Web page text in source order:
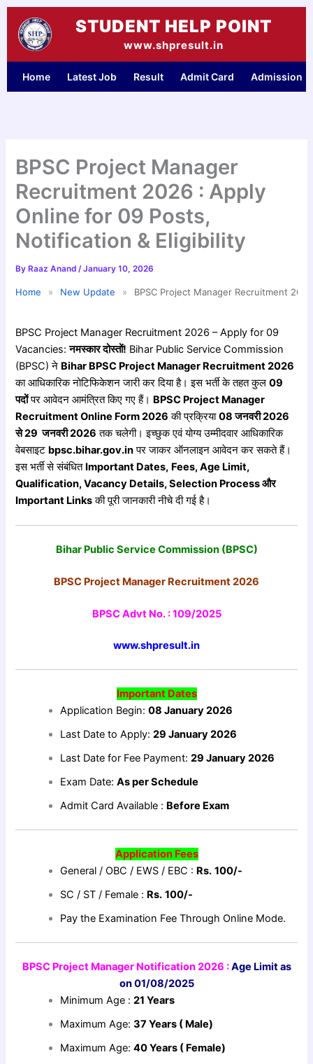
Skip
content
STUDENT HELP POINT
www.shpresult.in
Home Latest Job Result Admit Card Admission
BPSC Project Manager
Recruitment 2026 : Apply
Online for 09 Posts,
Notification & Eligibility
By Raaz Anand/January 10, 2026
Home » New Update » BPSC Project Manager Recruitment
BPSC Project Manager Recruitment 2026 – Apply for 09
Vacancies:नमस्कारदोस्तों! Bihar Public Service Commission
(BPSC) ने Bihar BPSC Project Manager Recruitment 2026
का आधिकारिक नोटिफिकेशन जारी कर दिया है। इस भर्ती के तहत कुल09
पदोंपर आवेदन आमंत्रित किए गए हैं। BPSC Project Manager
Recruitment Online Form 2026 की प्रक्रिया08जनवरी 2026
से 29 जनवरी2026 तक चलेगी। इच्छुक एवं योग्य उम्मीदवार आधिकारिक
वेबसाइट bpsc.bihar.gov.inपर जाकर ऑनलाइन आवेदन कर सकते हैं।
इस भर्ती से संबंधित Important Dates, Fees, Age Limit,
Qualification, Vacancy Details, Selection Processऔर
Important Linksकी पूरी जानकारी नीचे दी गई है।
Bihar Public Service Commission (BPSC)
BPSC Project Manager Recruitment 2026
BPSC Advt No. : 109/2025
www.shpresult.in
Important Dates
Application Begin:08 January 2026
Last Date to Apply:29 January 2026
Last Date for Fee Payment:29 January 2026
Exam Date:As per Schedule
Admit Card Available : Before Exam
Application Fees
General / OBC / EWS / EBC : Rs. 100/-
SC / ST / Female : Rs. 100/-
Pay the Examination Fee Through Online Mode.
BPSC Project Manager Notification 2026 :Age Limit as
on 01/08/2025
Minimum Age :21 Years
Maximum Age:37 Years ( Male)
Maximum Age:40 Years ( Female)